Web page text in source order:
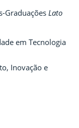
Graduações Lato
em Tecnologia
Inovação e